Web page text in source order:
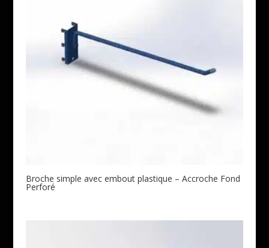
Broche simple avec embout plastique – Accroche Fond
Perforé